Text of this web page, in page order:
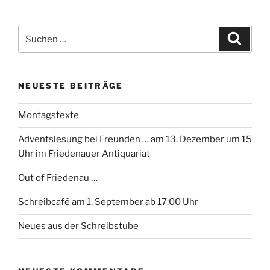
nach:
NEUESTE BEITRÄGE
Montagstexte
Adventslesung bei Freunden … am 13. Dezember um 15
Uhr im Friedenauer Antiquariat
Out of Friedenau …
Schreibcafé am 1. September ab 17:00 Uhr
Neues aus der Schreibstube